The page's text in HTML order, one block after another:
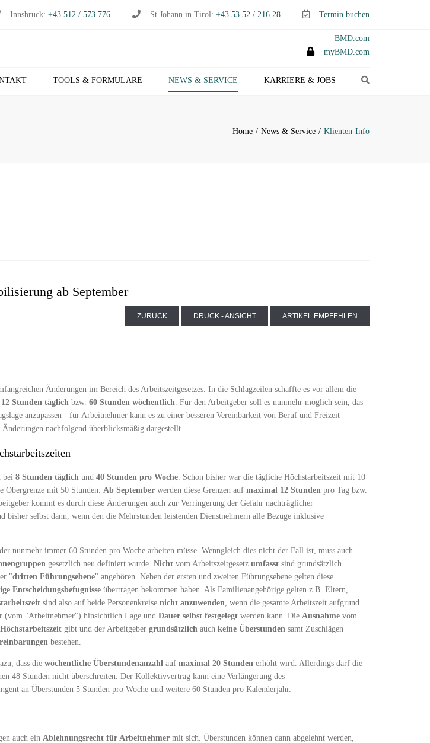
Innsbruck: +43 512 / 573 776 St.Johann in Tirol: +43 53 52 / 216 28 Termin buchen
BMD.com
myBMD.com
TOOLS & FORMULARE NEWS & SERVICE KARRIERE & JOBS
Home News & Service Klienten-Info
ab September
ZURÜCK DRUCK - ANSICHT ARTIKEL EMPFEHLEN
Änderungen im Bereich des Arbeitszeitgesetzes. In die Schlagzeilen schaffte es vor allem die
12 Stunden täglich bzw. 60 Stunden wöchentlich . Für den Arbeitgeber soll es nunmehr möglich sein, das
anzupassen - für Arbeitnehmer kann es zu einer besseren Vereinbarkeit von Beruf und Freizeit
nachfolgend überblicksmäßig dargestellt.
bei 8 Stunden täglich und 40 Stunden pro Woche . Schon bisher war die tägliche Höchstarbeitszeit mit 10
Obergrenze mit 50 Stunden. Ab September werden diese Grenzen auf maximal 12 Stunden pro Tag bzw.
kommt es durch diese Änderungen auch zur Verringerung der Gefahr nachträglicher
bisher selbst dann, wenn den die Mehrstunden leistenden Dienstnehmern alle Bezüge inklusive
nunmehr immer 60 Stunden pro Woche arbeiten müsse. Wenngleich dies nicht der Fall ist, muss auch
gesetzlich neu definiert wurde. Nicht vom Arbeitszeitgesetz umfasst sind grundsätzlich
"dritten Führungsebene" angehören. Neben der ersten und zweiten Führungsebene gelten diese
Entscheidungsbefugnisse übertragen bekommen haben. Als Familienangehörige gelten z.B. Eltern,
sind also auf beide Personenkreise nicht anzuwenden , wenn die gesamte Arbeitszeit aufgrund
(vom "Arbeitnehmer") hinsichtlich Lage und Dauer selbst festgelegt werden kann. Die Ausnahme vom
gibt und der Arbeitgeber grundsätzlich auch keine Überstunden samt Zuschlägen
bestehen.
dass die wöchentliche Überstundenanzahl auf maximal 20 Stunden erhöht wird. Allerdings darf die
48 Stunden nicht überschreiten. Der Kollektivvertrag kann eine Verlängerung des
an Überstunden 5 Stunden pro Woche und weitere 60 Stunden pro Kalenderjahr.
auch ein Ablehnungsrecht für Arbeitnehmer mit sich. Überstunden können dann abgelehnt werden,